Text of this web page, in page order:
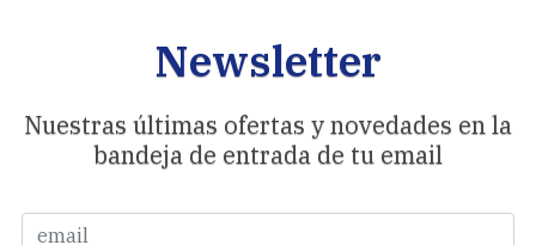
Newsletter
Nuestras últimas ofertas y novedades en la
bandeja de entrada de tu email